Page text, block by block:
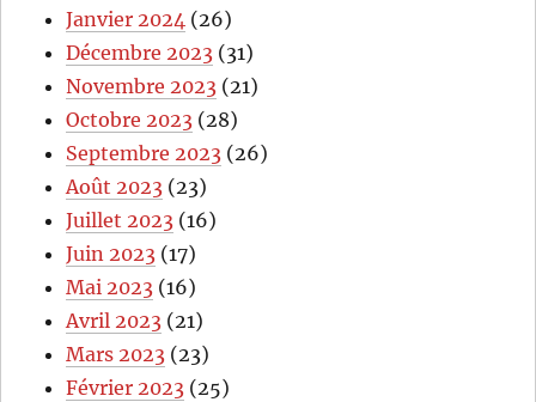
Janvier 2024 (26)
Décembre 2023 (31)
Novembre 2023 (21)
Octobre 2023 (28)
Septembre 2023 (26)
Août 2023 (23)
Juillet 2023 (16)
Juin 2023 (17)
Mai 2023 (16)
Avril 2023 (21)
Mars 2023 (23)
Février 2023 (25)